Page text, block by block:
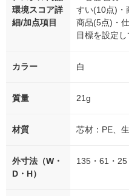
環境スコア詳
細/加点項目
すい(10点)・
商品(5点)・
目標を設定
カラー 白
質量 21g
材質 芯材：PE、
外寸法（W・
D・H）
135・61・25